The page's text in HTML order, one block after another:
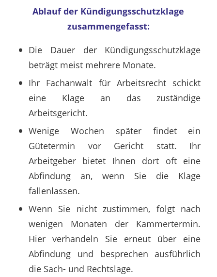
Ablauf der Kündigungsschutzklage
zusammengefasst:
Die Dauer der Kündigungsschutzklage
beträgt meist mehrere Monate.
Ihr Fachanwalt für Arbeitsrecht schickt
eine Klage an das zuständige
Arbeitsgericht.
Wenige Wochen später findet ein
Gütetermin vor Gericht statt. Ihr
Arbeitgeber bietet Ihnen dort oft eine
Abfindung an, wenn Sie die Klage
fallenlassen.
Wenn Sie nicht zustimmen, folgt nach
wenigen Monaten der Kammertermin.
Hier verhandeln Sie erneut über eine
Abfindung und besprechen ausführlich
die Sach- und Rechtslage.